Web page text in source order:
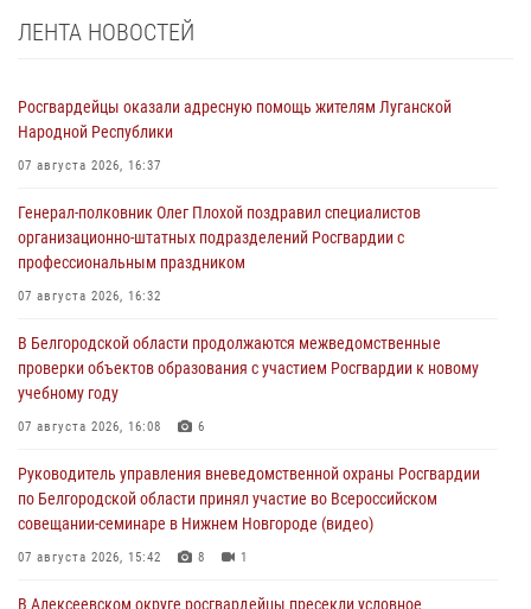
ЛЕНТА НОВОСТЕЙ
Росгвардейцы оказали адресную помощь жителям Луганской
Народной Республики
07 августа 2026, 16:37
Генерал-полковник Олег Плохой поздравил специалистов
организационно-штатных подразделений Росгвардии с
профессиональным праздником
07 августа 2026, 16:32
В Белгородской области продолжаются межведомственные
проверки объектов образования с участием Росгвардии к новому
учебному году
07 августа 2026, 16:08 6
Руководитель управления вневедомственной охраны Росгвардии
по Белгородской области принял участие во Всероссийском
совещании-семинаре в Нижнем Новгороде (видео)
07 августа 2026, 15:42 8 1
В Алексеевском округе росгвардейцы пресекли условное